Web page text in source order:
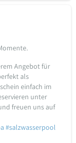
Angebot für
als
einfach im
unter
freuen uns auf
#salzwasserpool